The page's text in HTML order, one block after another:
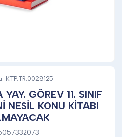
KTP.TR.0028125
GÖREV 11. SINIF
NESİL KONU KİTABI